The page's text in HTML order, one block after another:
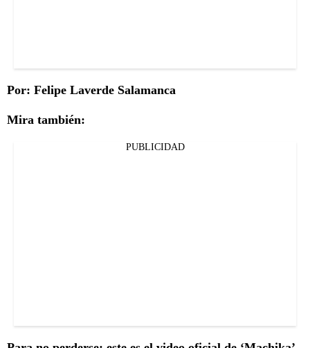
Por: Felipe Laverde Salamanca
Mira también:
PUBLICIDAD